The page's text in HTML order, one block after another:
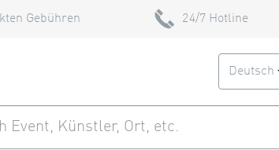
Gebühren 24/7 Hotline
Deutsch